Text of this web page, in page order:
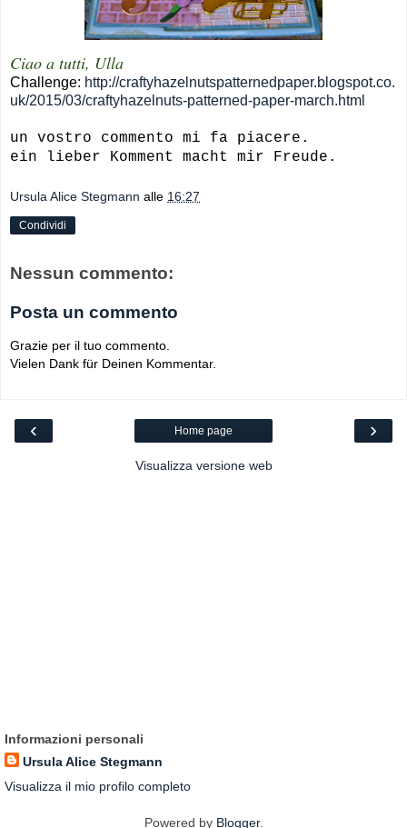
Ciao a tutti, Ulla
Challenge: http://craftyhazelnutspatternedpaper.blogspot.co.
uk/2015/03/craftyhazelnuts-patterned-paper-march.html
un vostro commento mi fa piacere.
ein lieber Komment macht mir Freude.
Ursula Alice Stegmann alle 16:27
Condividi
Nessun commento:
Posta un commento
Grazie per il tuo commento.
Vielen Dank für Deinen Kommentar.
‹ ›
Home page
Visualizza versione web
Informazioni personali
Ursula Alice Stegmann
Visualizza il mio profilo completo
Powered by Blogger.